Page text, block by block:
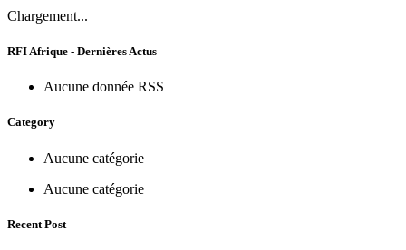
Chargement...
RFI Afrique - Dernières Actus
Aucune donnée RSS
Category
Aucune catégorie
Aucune catégorie
Recent Post